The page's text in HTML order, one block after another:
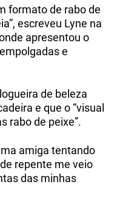
formato de rabo de
escreveu Lyne na
apresentou o
e
de beleza
e que o “visual
rabo de peixe”.
amiga tentando
repente me veio
das minhas